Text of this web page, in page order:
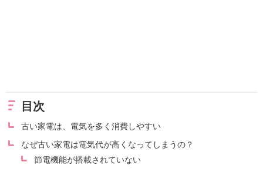
目次
古い家電は、電気を多く消費しやすい
なぜ古い家電は電気代が高くなってしまうの？
節電機能が搭載されていない